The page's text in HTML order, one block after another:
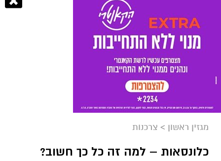
מגזין ראשון > צרכנות
כלונסאות – למה זה כל כך חשוב?